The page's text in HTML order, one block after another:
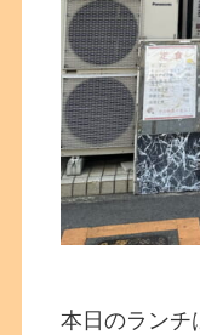
本日のランチ